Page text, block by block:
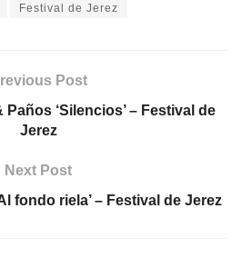
Festival de Jerez
Post
‘Silencios’ – Festival de
Jerez
Next Post
fondo riela’ – Festival de Jerez